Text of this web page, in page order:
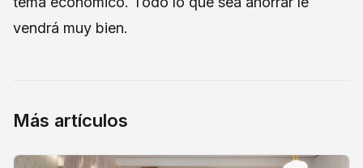
vendrá muy bien.
Más artículos